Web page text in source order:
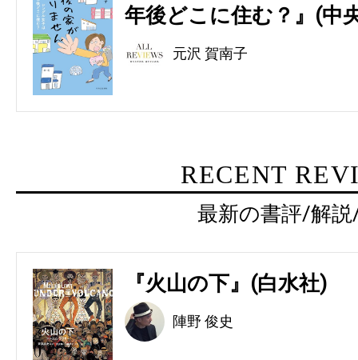
年後どこに住む？』(中
元沢 賀南子
RECENT
最新の書評/解
『火山の下』(白水社)
陣野 俊史